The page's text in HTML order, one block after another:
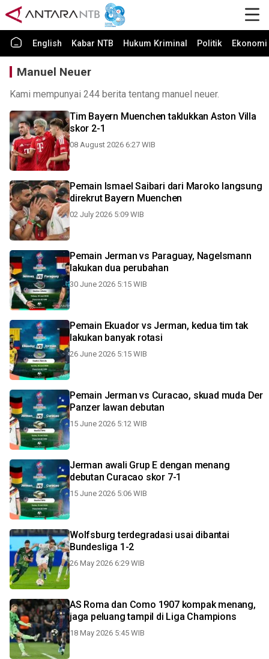
English Kabar NTB Hukum Kriminal Politik
Manuel Neuer
Kami mempunyai 244 berita tentang manuel neuer.
Tim Bayern Muenchen taklukkan Aston Villa
skor 2-1
08 August 2026 6:27 WIB
Pemain Ismael Saibari dari Maroko langsung
direkrut Bayern Muenchen
02 July 2026 5:09 WIB
Pemain Jerman vs Paraguay, Nagelsmann
lakukan dua perubahan
30 June 2026 5:15 WIB
Pemain Ekuador vs Jerman, kedua tim tak
lakukan banyak rotasi
26 June 2026 5:15 WIB
Pemain Jerman vs Curacao, skuad muda Der
Panzer lawan debutan
15 June 2026 5:12 WIB
Jerman awali Grup E dengan menang
debutan Curacao skor 7-1
15 June 2026 5:06 WIB
Wolfsburg terdegradasi usai dibantai
Bundesliga 1-2
26 May 2026 6:29 WIB
AS Roma dan Como 1907 kompak menang,
jaga peluang tampil di Liga Champions
18 May 2026 5:45 WIB